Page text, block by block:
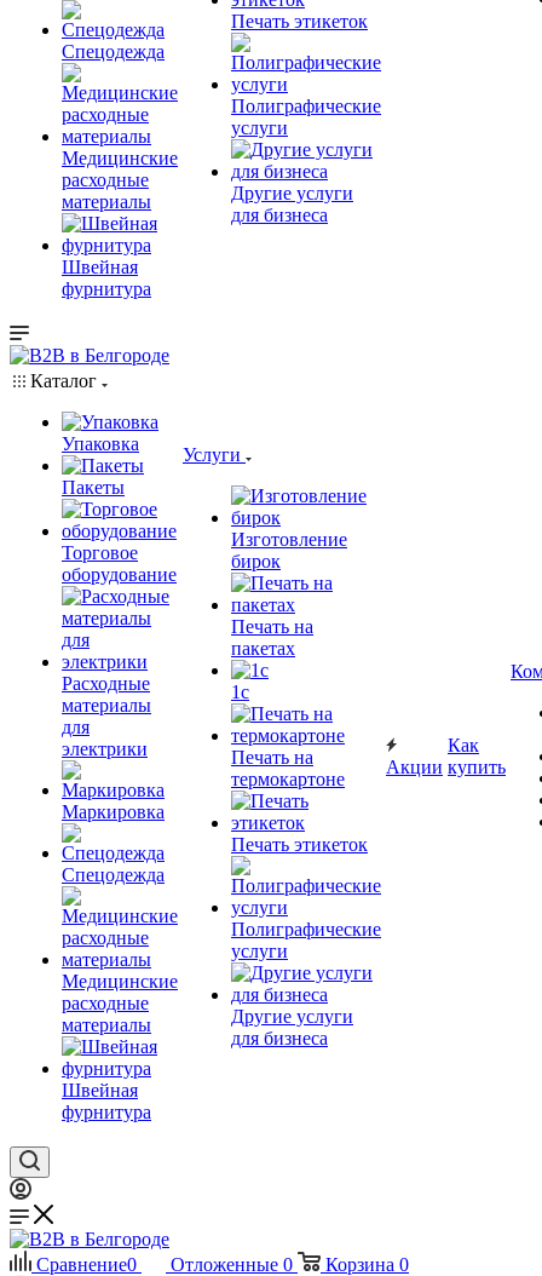
Спецодежда
Медицинские
расходные
материалы
Швейная
фурнитура
Печать этикеток
Полиграфические
услуги
Другие услуги
для бизнеса
Каталог
Упаковка
Пакеты
Торговое
оборудование
Расходные
материалы
для
электрики
Маркировка
Спецодежда
Медицинские
расходные
материалы
Швейная
фурнитура
Услуги
Изготовление
бирок
Печать на
пакетах
1c
Печать на
термокартоне
Печать этикеток
Полиграфические
услуги
Другие услуги
для бизнеса
Акции
Как
купить
Сравнение0 Отложенные 0 Корзина 0